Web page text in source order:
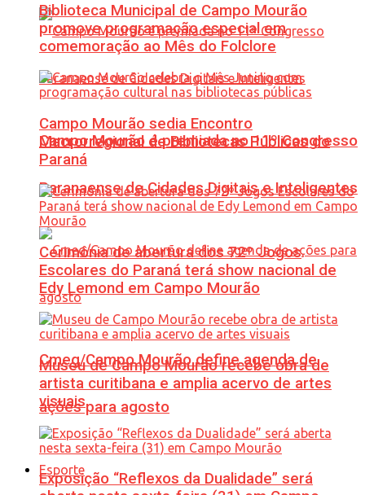
Campo Mourão é premiada no 11º Congresso
Paranaense de Cidades Digitais e Inteligentes
Cmeg/Campo Mourão define agenda de
ações para agosto
Esporte
Biblioteca Municipal de Campo Mourão
promove programação especial em
comemoração ao Mês do Folclore
Campo Mourão sedia Encontro
Macrorregional de Bibliotecas Públicas do
Paraná
Cerimônia de abertura dos 72º Jogos
Escolares do Paraná terá show nacional de
Edy Lemond em Campo Mourão
Museu de Campo Mourão recebe obra de
artista curitibana e amplia acervo de artes
visuais
Exposição “Reflexos da Dualidade” será